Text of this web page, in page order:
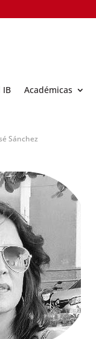
IB Académicas
Sánchez